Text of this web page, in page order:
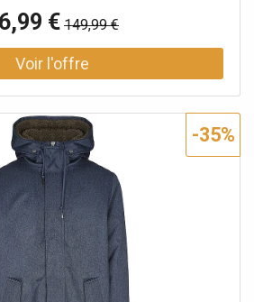
revers et cordon de serrage, des
doubles avec bouton-pression et
poche intérieure et des applications
ragwear. La fermeture éclair est
avec doublure en teddy douillet
montante avec revers et cordon
hydrofuge 100 % polyester résistant
droite avec patte de boutonnage
avec poignets côtelés pour un
allongé et arrondi dans le
doubles avec bouton-pression et
d'eau : 11000 Respirabilité : 5000
la couleur : Indigo Matière : 100 %
polyester
€ 149,99 €
-35%